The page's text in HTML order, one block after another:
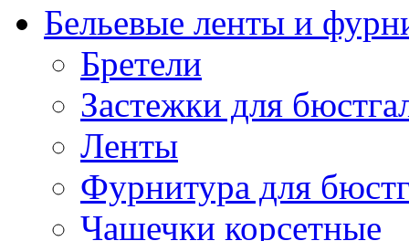
Бельевые ленты и
Бретели
Застежки для
Ленты
Фурнитура для
Чашечки корсетные